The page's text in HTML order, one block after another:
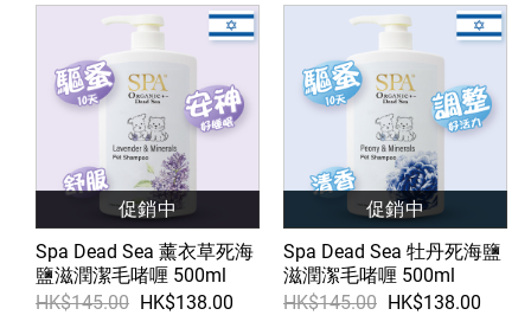
促銷中
Spa Dead Sea 薰衣草死海
鹽滋潤潔毛啫喱 500ml
HK$145.00 HK$138.00
促銷中
Spa Dead Sea 牡丹死海鹽
滋潤㵖毛啫喱 500ml
HK$145.00 HK$138.00